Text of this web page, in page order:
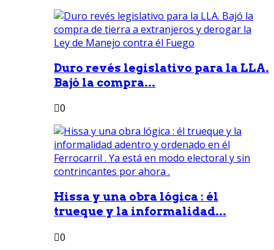
Duro revés legislativo para la LLA.
Bajó la compra...
0
Hissa y una obra lógica : él
trueque y la informalidad...
0